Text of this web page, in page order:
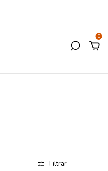
0
Filtrar